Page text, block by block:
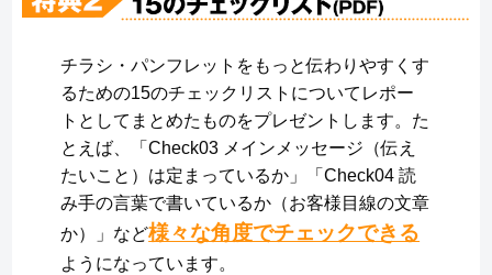
チラシ・パンフレットをもっと伝わりやすくす
るための15のチェックリストについてレポー
トとしてまとめたものをプレゼントします。た
とえば、「Check03 メインメッセージ（伝え
たいこと）は定まっているか」「Check04 読
み手の言葉で書いているか（お客様目線の文章
か）」など様々な角度でチェックできる
ようになっています。